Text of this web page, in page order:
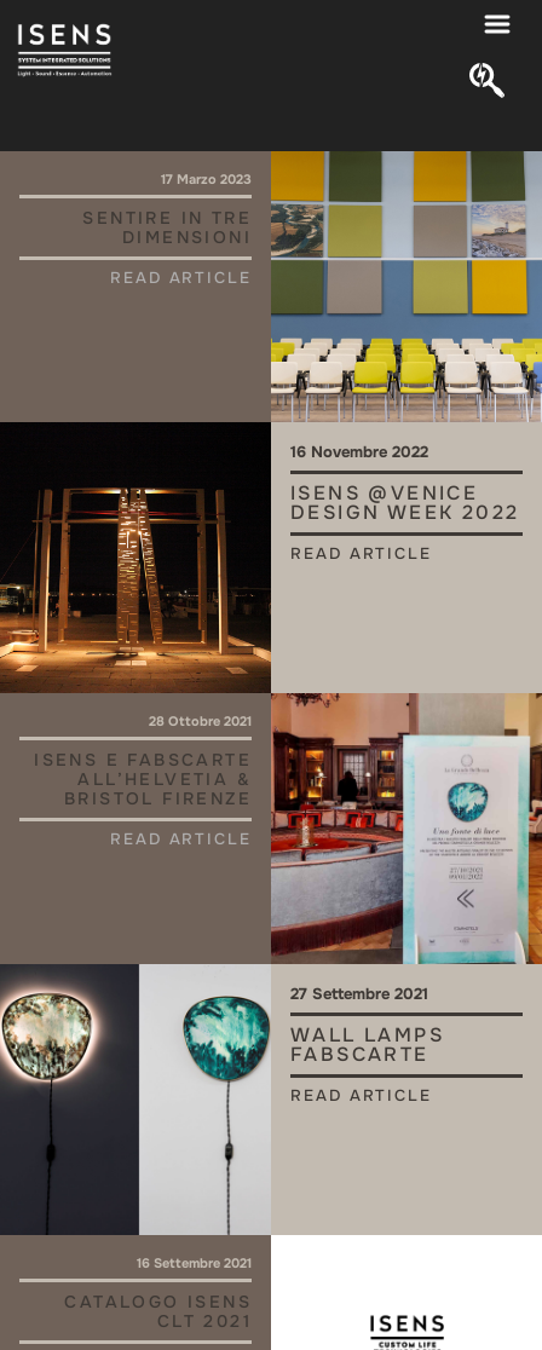
17 Marzo 2023
SENTIRE IN TRE
DIMENSIONI
READ ARTICLE
16 Novembre 2022
ISENS @VENICE
DESIGN WEEK 2022
READ ARTICLE
28 Ottobre 2021
ISENS E FABSCARTE
ALL’HELVETIA &
BRISTOL FIRENZE
READ ARTICLE
27 Settembre 2021
WALL LAMPS
FABSCARTE
READ ARTICLE
16 Settembre 2021
CATALOGO ISENS
CLT 2021